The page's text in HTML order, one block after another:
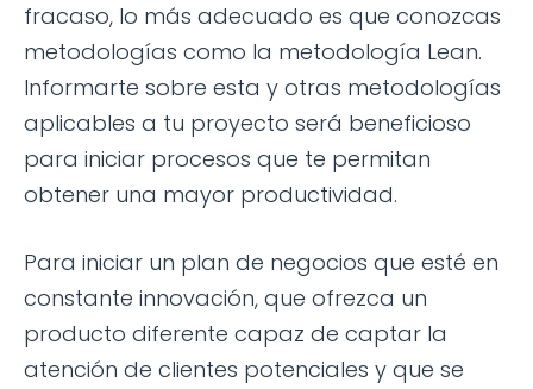
fracaso, lo más adecuado es que conozcas
metodologías como la metodología Lean.
Informarte sobre esta y otras metodologías
aplicables a tu proyecto será beneficioso
para iniciar procesos que te permitan
obtener una mayor productividad.
Para iniciar un plan de negocios que esté en
constante innovación, que ofrezca un
producto diferente capaz de captar la
atención de clientes potenciales y que se